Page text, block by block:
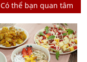
Có thể bạn quan tâm